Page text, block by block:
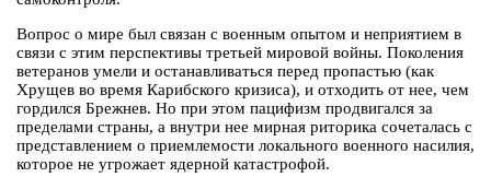
Вопрос о мире был связан с военным опытом и неприятием в
связи с этим перспективы третьей мировой войны. Поколения
ветеранов умели и останавливаться перед пропастью (как
Хрущев во время Карибского кризиса), и отходить от нее, чем
гордился Брежнев. Но при этом пацифизм продвигался за
пределами страны, а внутри нее мирная риторика сочеталась с
представлением о приемлемости локального военного насилия,
которое не угрожает ядерной катастрофой.